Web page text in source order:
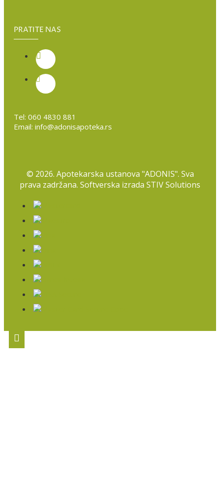
PRATITE NAS
Tel: 060 4830 881
Email: info@adonisapoteka.rs
© 2026. Apotekarska ustanova "ADONIS". Sva
prava zadržana. Softverska izrada STIV Solutions